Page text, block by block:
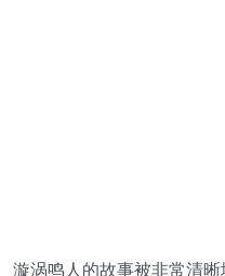
漩涡鸣人的故事被非常清